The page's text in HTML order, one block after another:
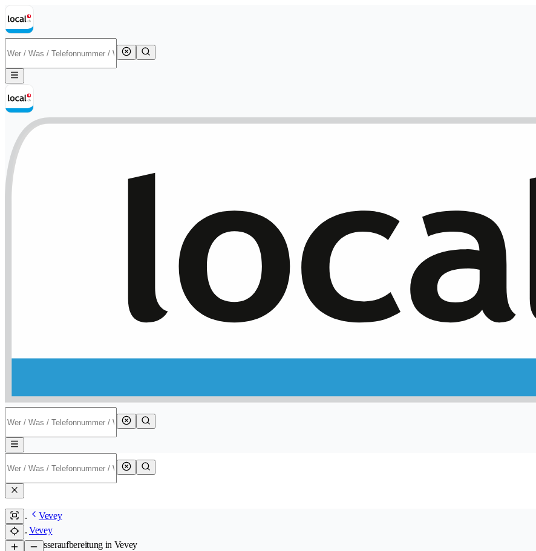
Vevey
Vevey
/Wasseraufbereitung in Vevey